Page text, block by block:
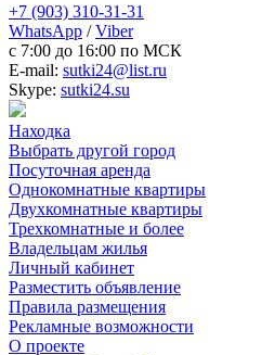
+7 (903) 310-31-31
WhatsApp /Viber
c 7:00 до 16:00 по МСК
E-mail: sutki24@list.ru
Skype: sutki24.su
Находка
Выбрать другой город
Посуточная аренда
Однокомнатные квартиры
Двухкомнатные квартиры
Трехкомнатные и более
Владельцам жилья
Личный кабинет
Разместить объявление
Правила размещения
Рекламные возможности
О проекте